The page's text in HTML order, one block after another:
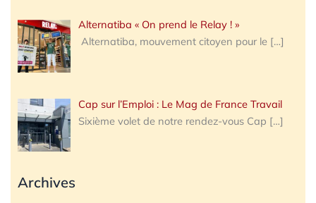
Alternatiba « On prend le Relay ! »
Alternatiba, mouvement citoyen pour le […]
Cap sur l’Emploi : Le Mag de France Travail
Sixième volet de notre rendez-vous Cap […]
Archives